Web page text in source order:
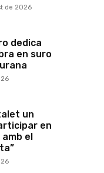
de 2026
dedica
en suro
un
en
el